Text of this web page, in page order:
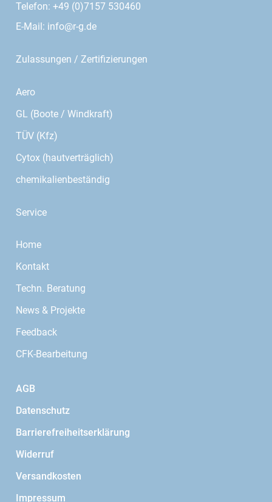
Telefon: +49 (0)7157 530460
E-Mail: info@r-g.de
Zulassungen / Zertifizierungen
Aero
GL (Boote / Windkraft)
TÜV (Kfz)
Cytox (hautverträglich)
chemikalienbeständig
Service
Home
Kontakt
Techn. Beratung
News & Projekte
Feedback
CFK-Bearbeitung
AGB
Datenschutz
Barrierefreiheitserklärung
Widerruf
Versandkosten
Impressum